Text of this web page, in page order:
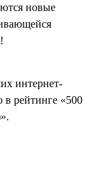
новые
интернет-
в рейтинге «500